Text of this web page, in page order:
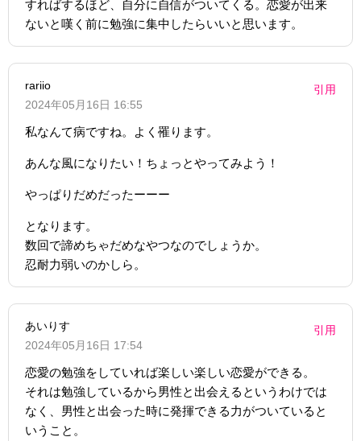
すればするほど、自分に自信がついてくる。恋愛が出来
ないと嘆く前に勉強に集中したらいいと思います。
rariio
2024年05月16日 16:55
引用
私なんて病ですね。よく罹ります。
あんな風になりたい！ちょっとやってみよう！
やっぱりだめだったーーー
となります。
数回で諦めちゃだめなやつなのでしょうか。
忍耐力弱いのかしら。
あいりす
2024年05月16日 17:54
引用
恋愛の勉強をしていれば楽しい楽しい恋愛ができる。
それは勉強しているから男性と出会えるというわけでは
なく、男性と出会った時に発揮できる力がついていると
いうこと。